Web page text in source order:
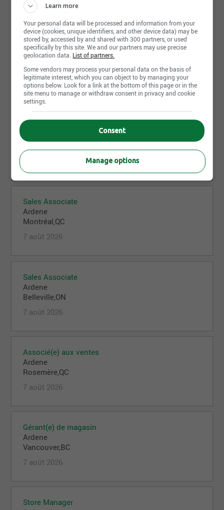
7 août 2026
Associé(e) aux ventes
Ardene
Belleville,ON
7 août 2026
Sales Associate
Ardene
Montréal,QC
7 août 2026
Sales Associate
Ardene
Belleville,ON
7 août 2026
Associé(e) aux ventes
Ardene
Rosemère,QC
7 août 2026
Gérant(e) de magasin
Ardene
Vancouver,BC
7 août 2026
Store Manager
Learn more
Your personal data will be processed and information from your
device (cookies, unique identifiers, and other device data) may be
stored by, accessed by and shared with 300 partners, or used
specifically by this site. We and our partners may use precise
geolocation data. List of partners.
Some vendors may process your personal data on the basis of
legitimate interest, which you can object to by managing your
options below. Look for a link at the bottom of this page or in the
site menu to manage or withdraw consent in privacy and cookie
settings.
Consent
Manage options